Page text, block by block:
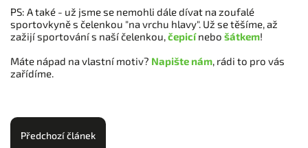
PS: A také - už jsme se nemohli dále dívat na zoufalé
sportovkyně s čelenkou "na vrchu hlavy". Už se těšíme, až
zažijí sportování s naší čelenkou,čepicínebo šátkem!
Máte nápad na vlastní motiv? Napište nám, rádi to pro vás
zařídíme.
Předchozí článek